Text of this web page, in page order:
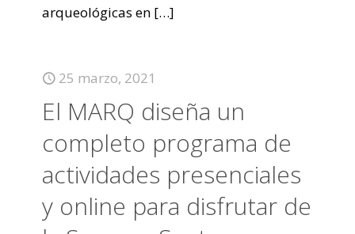
arqueológicas en […]
25 marzo, 2021
El MARQ diseña un
completo programa de
actividades presenciales
y online para disfrutar de